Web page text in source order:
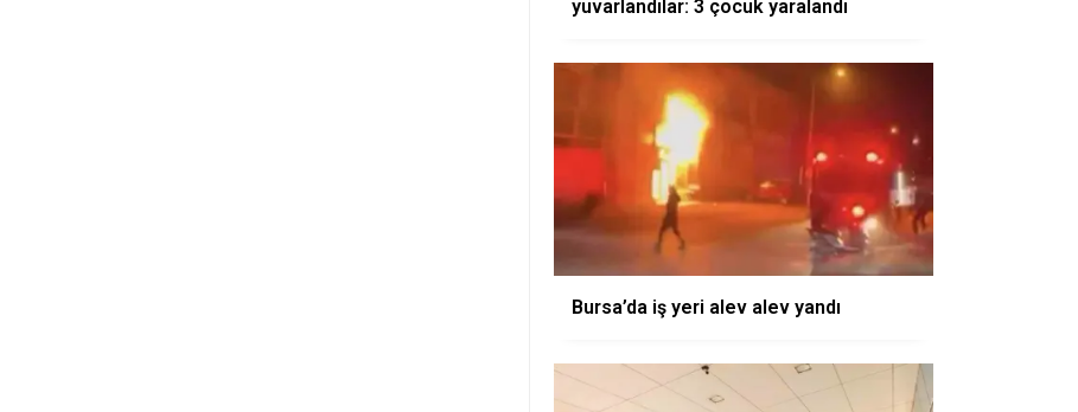
yuvarlandılar: 3 çocuk yaralandı
Bursa’da iş yeri alev alev yandı